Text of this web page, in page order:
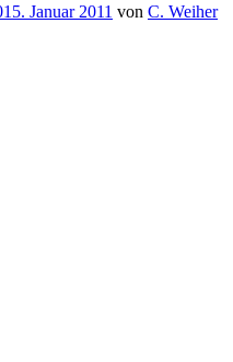
15. Januar 2011 von C. Weiher